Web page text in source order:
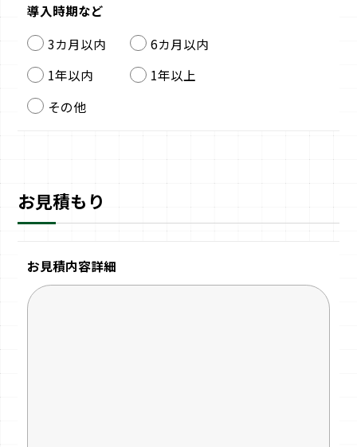
導入時期など
3カ月以内
6カ月以内
1年以内
1年以上
その他
お見積もり
お見積内容詳細